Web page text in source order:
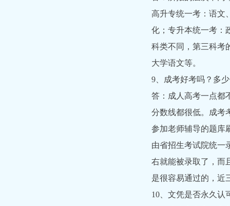
高升专统一考：语文
化；专升本统一考：
科类不同，第三科考
大学语文等。
9、成考好考吗？多
答：成人高考一点都
分数线都很低。成考
参加老师辅导的题库
由省招生考试院统一
右就能被录取了，而
是很容易通过的，近
10、文凭是否永久认